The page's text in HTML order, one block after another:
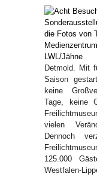
Detmold. Mit
Saison
keine
Tage, keine
vielen
Dennoch
125.000
Westfalen-